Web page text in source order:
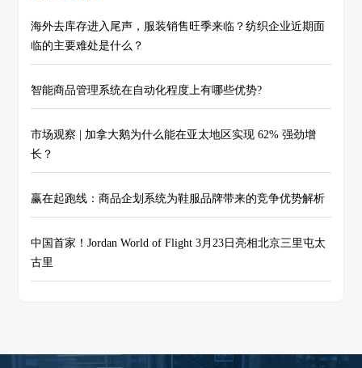
海外去库存进入尾声，服装销售旺季来临？纺织企业近期面
临的主要难处是什么？
智能商品管理系统在自动化程度上有哪些优势?
市场观察 | 加拿大鹅为什么能在亚太地区实现 62% 强劲增
长？
赢在起跑线：商品企划系统为鞋服品牌带来的竞争优势解析
中国首家！Jordan World of Flight 3月23日亮相北京三里屯太
古里